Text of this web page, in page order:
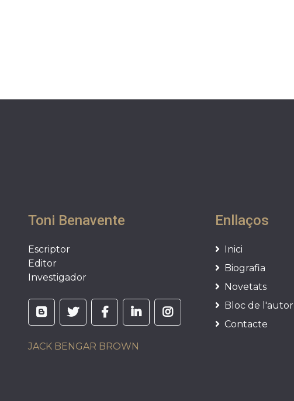
Toni Benavente
Escriptor
Editor
Investigador
JACK BENGAR BROWN
Enllaços
Inici
Biografia
Novetats
Bloc de l'autor
Contacte